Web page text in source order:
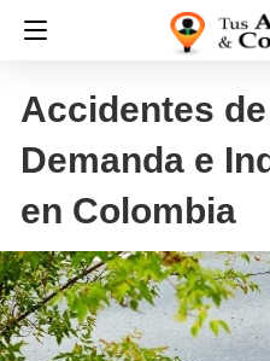
Accidentes
Demanda e
en Colombia